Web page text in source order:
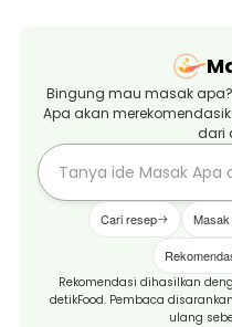
Bingung mau masak
Apa akan
dari
Cari resep
Rekomendasi dihasilkan
detikFood. Pembaca
ulang